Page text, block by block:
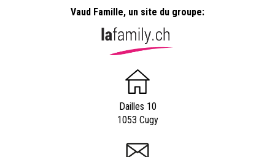
Vaud Famille, un site du groupe:
Dailles 10
1053 Cugy